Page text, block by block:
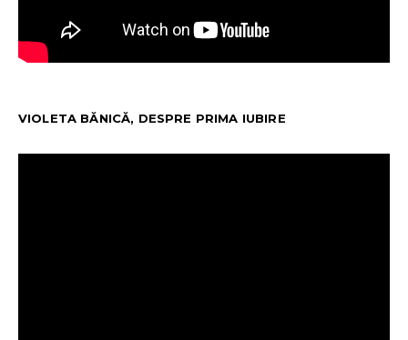
VIOLETA BĂNICĂ, DESPRE PRIMA IUBIRE